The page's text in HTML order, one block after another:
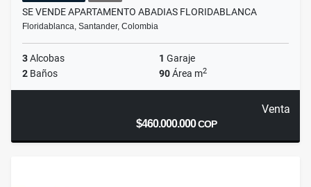
SE VENDE APARTAMENTO ABADIAS FLORIDABLANCA
Floridablanca, Santander, Colombia
3Alcobas 1 Garaje
2 Baños 90Área m2
Venta
$460.000.000COP